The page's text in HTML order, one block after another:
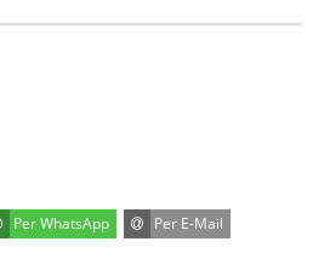
Per WhatsApp Per E-Mail